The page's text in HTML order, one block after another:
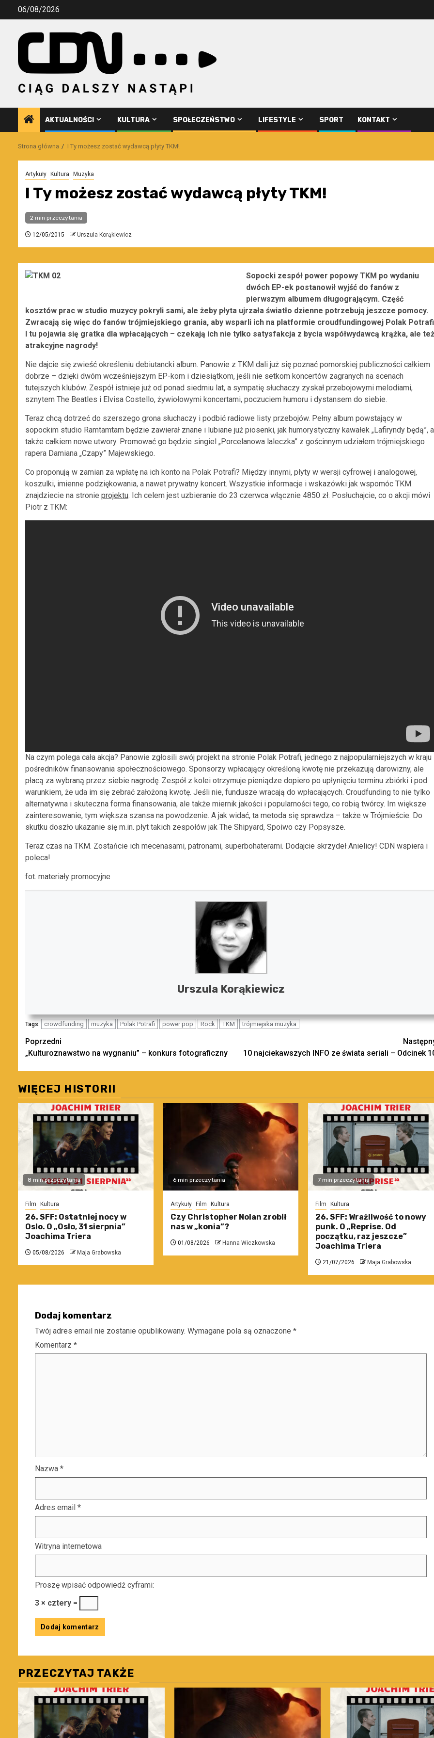
Przejdź06/08/2026
AKTUALNOŚCI KULTURA SPOŁECZEŃSTWO LIFESTYLE SPORT KONTAKT
Strona główna I Ty możesz zostać wydawcą płyty TKM!
Artykuły Kultura Muzyka
I Ty możesz zostać wydawcą płyty TKM!
2 min przeczytania
12/05/2015 Urszula Korąkiewicz
Sopocki zespół power popowy TKM po wydaniu
dwóch EP-ek postanowił wyjść do fanów z
pierwszym albumem długogrającym. Część
kosztów prac w studio muzycy pokryli sami, ale żeby płyta ujrzała światło dzienne potrzebują jeszcze pomocy.
Zwracają się więc do fanów trójmiejskiego grania, aby wsparli ich na platformie croudfundingowej Polak
I tu pojawia się gratka dla wpłacających – czekają ich nie tylko satysfakcja z bycia współwydawcą krążka, ale też
atrakcyjne nagrody!
Nie dajcie się zwieść określeniu debiutancki album. Panowie z TKM dali już się poznać pomorskiej publiczności całkiem
dobrze – dzięki dwóm wcześniejszym EP-kom i dziesiątkom, jeśli nie setkom koncertów zagranych na scenach
tutejszych klubów. Zespół istnieje już od ponad siedmiu lat, a sympatię słuchaczy zyskał przebojowymi melodiami,
sznytem The Beatles i Elvisa Costello, żywiołowymi koncertami, poczuciem humoru i dystansem do siebie.
Teraz chcą dotrzeć do szerszego grona słuchaczy i podbić radiowe listy przebojów. Pełny album powstający w
sopockim studio Ramtamtam będzie zawierał znane i lubiane już piosenki, jak humorystyczny kawałek „Lafiryndy będą”, a
także całkiem nowe utwory. Promować go będzie singiel „Porcelanowa laleczka” z gościnnym udziałem trójmiejskiego
rapera Damiana „Czapy” Majewskiego.
Co proponują w zamian za wpłatę na ich konto na Polak Potrafi? Między innymi, płyty w wersji cyfrowej i analogowej,
koszulki, imienne podziękowania, a nawet prywatny koncert. Wszystkie informacje i wskazówki jak wspomóc TKM
znajdziecie na stronie projektu. Ich celem jest uzbieranie do 23 czerwca włącznie 4850 zł. Posłuchajcie, co o akcji mówi
Piotr z TKM:
Na czym polega cała akcja? Panowie zgłosili swój projekt na stronie Polak Potrafi, jednego z najpopularniejszych w kraju
pośredników finansowania społecznościowego. Sponsorzy wpłacający określoną kwotę nie przekazują darowizny, ale
płacą za wybraną przez siebie nagrodę. Zespół z kolei otrzymuje pieniądze dopiero po upłynięciu terminu zbiórki i pod
warunkiem, że uda im się zebrać założoną kwotę. Jeśli nie, fundusze wracają do wpłacających. Croudfunding to nie tylko
alternatywna i skuteczna forma finansowania, ale także miernik jakości i popularności tego, co robią twórcy. Im większe
zainteresowanie, tym większa szansa na powodzenie. A jak widać, ta metoda się sprawdza – także w Trójmieście. Do
skutku doszło ukazanie się m.in. płyt takich zespołów jak The Shipyard, Spoiwo czy Popsysze.
Teraz czas na TKM. Zostańcie ich mecenasami, patronami, superbohaterami. Dodajcie skrzydeł Anielicy! CDN wspiera i
poleca!
fot. materiały promocyjne
Urszula Korąkiewicz
Tags: crowdfunding muzyka Polak Potrafi power pop Rock TKM trójmiejska muzyka
Zobacz
wpisy
Poprzedni
„Kulturoznawstwo na wygnaniu” – konkurs fotograficzny
10 najciekawszych INFO ze świata seriali – Odcinek
WIĘCEJ HISTORII
8 min przeczytania
Film Kultura
26. SFF: Ostatniej nocy w
Oslo. O „Oslo, 31 sierpnia”
Joachima Triera
05/08/2026 Maja Grabowska
6 min przeczytania
Artykuły Film Kultura
Czy Christopher Nolan zrobił
nas w „konia”?
01/08/2026 Hanna Wiczkowska
7 min przeczytania
Film Kultura
26. SFF: Wrażliwość to nowy
punk. O „Reprise. Od
początku, raz jeszcze”
Joachima Triera
21/07/2026 Maja Grabowska
Dodaj komentarz
Twój adres email nie zostanie opublikowany. Wymagane pola są oznaczone *
Komentarz *
Nazwa *
Adres email *
Witryna internetowa
Proszę wpisać odpowiedź cyframi:
3 × cztery =
PRZECZYTAJ TAKŻE